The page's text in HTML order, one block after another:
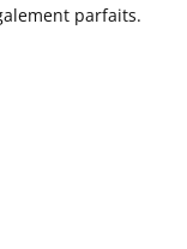
parfaits.